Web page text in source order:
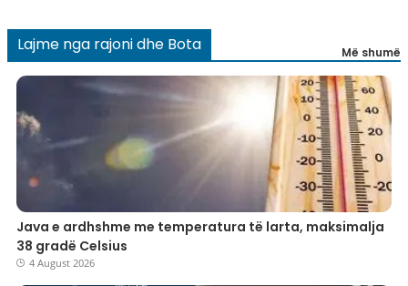
Lajme nga rajoni dhe Bota Më shumë
​Java e ardhshme me temperatura të larta, maksimalja
38 gradë Celsius
4 August 2026